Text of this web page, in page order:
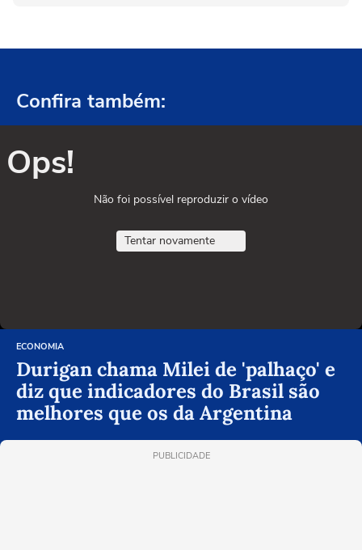
Confira também:
Ops!
Não foi possível reproduzir o vídeo
Tentar novamente
ECONOMIA
Durigan chama Milei de 'palhaço' e
diz que indicadores do Brasil são
melhores que os da Argentina
PUBLICIDADE